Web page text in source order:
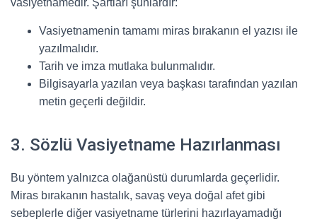
vasiyetnamedir. Şartları şunlardır:
Vasiyetnamenin tamamı miras bırakanın el yazısı ile
yazılmalıdır.
Tarih ve imza mutlaka bulunmalıdır.
Bilgisayarla yazılan veya başkası tarafından yazılan
metin geçerli değildir.
3. Sözlü Vasiyetname Hazırlanması
Bu yöntem yalnızca olağanüstü durumlarda geçerlidir.
Miras bırakanın hastalık, savaş veya doğal afet gibi
sebeplerle diğer vasiyetname türlerini hazırlayamadığı